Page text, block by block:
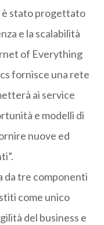
è stato progettato
e la scalabilità
of Everything
fornisce una rete
ai service
e modelli di
nuove ed
da tre componenti
come unico
del business e